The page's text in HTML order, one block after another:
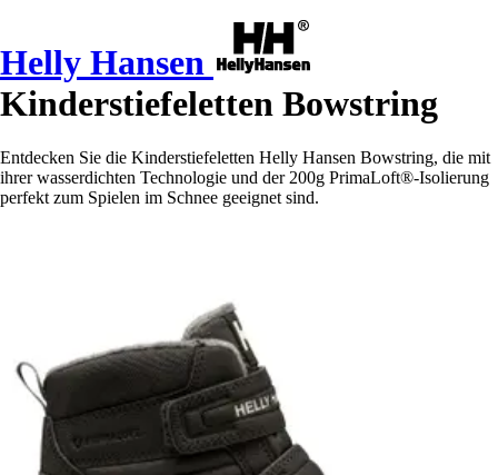
Helly Hansen
Kinderstiefeletten Bowstring
Entdecken Sie die Kinderstiefeletten Helly Hansen Bowstring, die mit
ihrer wasserdichten Technologie und der 200g PrimaLoft®-Isolierung
perfekt zum Spielen im Schnee geeignet sind.